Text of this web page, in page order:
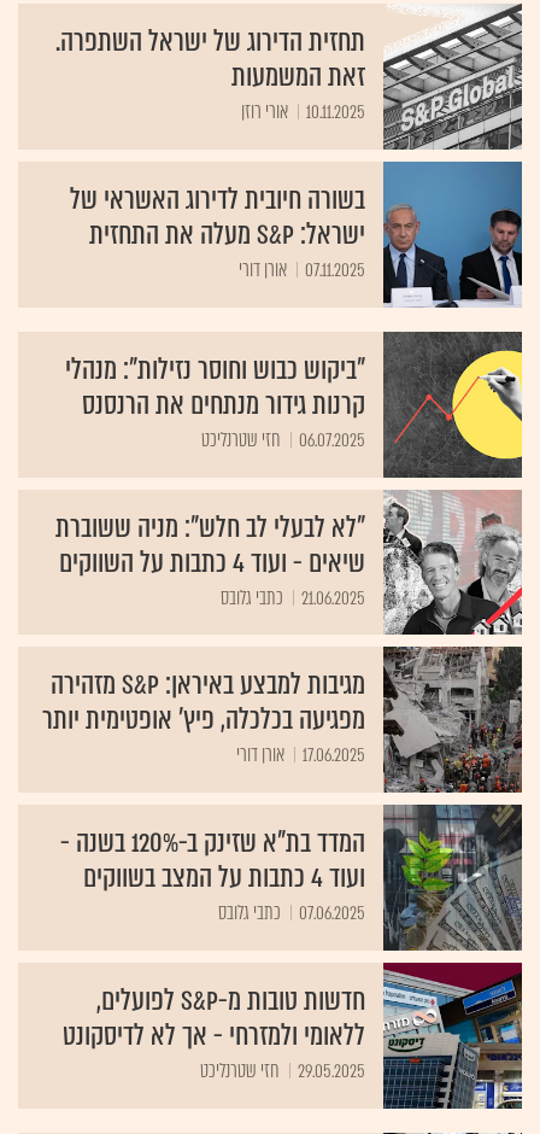
תחזית הדירוג של ישראל השתפרה.
זאת המשמעות
10.11.2025 אורי רוזן
בשורה חיובית לדירוג האשראי של
ישראל: S&P מעלה את התחזית
07.11.2025 אורן דורי
"ביקוש כבוש וחוסר נזילות": מנהלי
קרנות גידור מנתחים את הרנסנס
06.07.2025 חזי שטרנליכט
"לא לבעלי לב חלש": מניה ששוברת
שיאים - ועוד 4 כתבות על השווקים
21.06.2025 כתבי גלובס
מגיבות למבצע באיראן: S&P מזהירה
מפגיעה בכלכלה, פיץ' אופטימית יותר
17.06.2025 אורן דורי
המדד בת"א שזינק ב-120% בשנה -
ועוד 4 כתבות על המצב בשווקים
07.06.2025 כתבי גלובס
חדשות טובות מ-S&P לפועלים,
ללאומי ולמזרחי - אך לא לדיסקונט
29.05.2025 חזי שטרנליכט